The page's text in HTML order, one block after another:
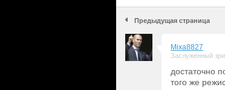
Предыдущая страница
Mixa8827
Заслуженный
достаточно
того же